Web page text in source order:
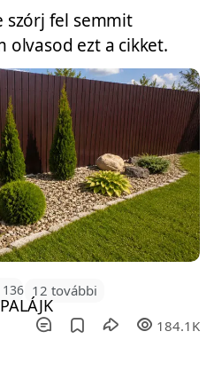
szórj fel semmit
olvasod ezt a cikket.
136 12 további
184.1K